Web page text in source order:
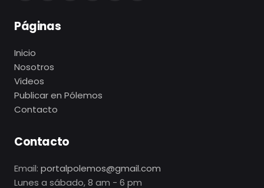
Páginas
Inicio
Nosotros
Videos
Publicar en Pólemos
Contacto
Contacto
Email: portalpolemos@gmail.com
Lunes a sábado, 8 am - 6 pm